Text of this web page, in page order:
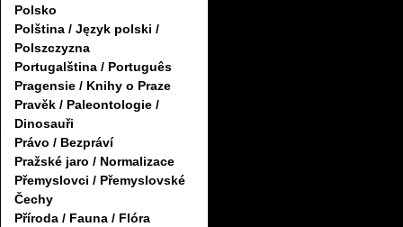
Polsko
Polština / Język polski /
Polszczyzna
Portugalština / Português
Pragensie / Knihy o Praze
Pravěk / Paleontologie /
Dinosauři
Právo / Bezpráví
Pražské jaro / Normalizace
Přemyslovci / Přemyslovské
Čechy
Příroda / Fauna / Flóra